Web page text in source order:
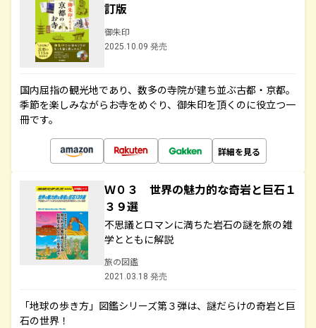
訂版
御朱印
2025.10.09 発売
国内屈指の観光地であり、数多の寺院が建ち並ぶ古都・京都。
季節を楽しみながらお寺をめぐり、御朱印を頂くのに役立つ一
冊です。
詳細を見る
Ｗ０３ 世界の魅力的な奇岩と巨石１
３９選
不思議とロマンに満ちた岩石の謎を旅の雑
学とともに解説
旅の図鑑
2021.03.18 発売
「地球の歩き方」図鑑シリーズ第３弾は、謎だらけの奇岩と巨
石の世界！